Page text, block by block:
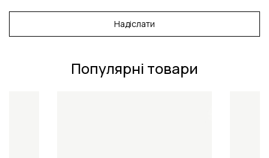
Надіслати
Популярні товари